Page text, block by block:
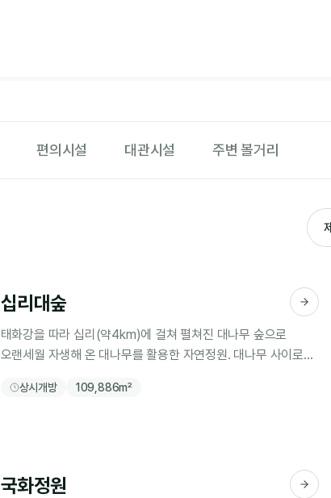
편의시설 대관시설 주변 볼거리
십리대숲
태화강을 따라 십리(약4km)에 걸쳐 펼쳐진 대나무 숲으로
오랜세월 자생해 온 대나무를 활용한 자연정원. 대나무 사이로
힐링공간.
상시개방 109,886m²
국화정원